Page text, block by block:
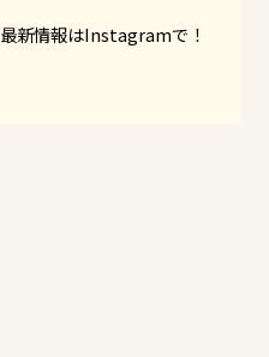
最新情報はInstagramで！